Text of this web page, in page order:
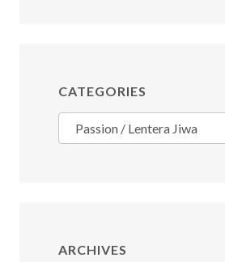
CATEGORIES
ARCHIVES